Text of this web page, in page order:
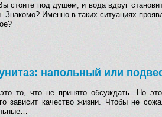
стоите под душем, и вода вдруг
Именно в таких ситуациях
напольный или
то, что не принято обсуждать. Но это
зависит качество жизни. Чтобы не